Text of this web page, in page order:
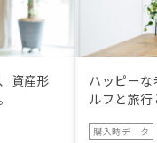
資産形
ハッピー
ルフと旅
購入時データ